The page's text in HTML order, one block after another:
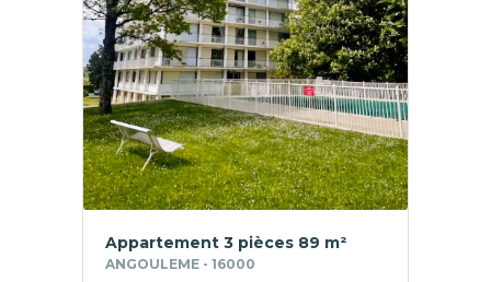
Appartement 3 pièces 89 m²
ANGOULEME - 16000